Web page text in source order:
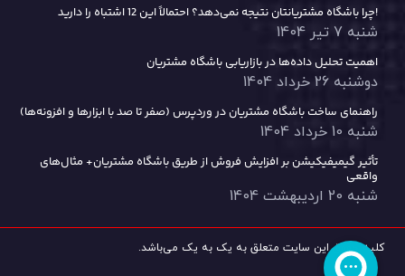
چرا باشگاه مشتریانتان نتیجه نمی‌دهد؟ احتمالاً این 12 اشتباه را دارید!
شنبه 7 تیر 1404
اهمیت تحلیل داده‌ها در بازاریابی باشگاه مشتریان
دوشنبه 26 خرداد 1404
راهنمای ساخت باشگاه مشتریان در وردپرس (صفر تا صد با ابزارها و افزونه‌ها)
شنبه 10 خرداد 1404
تأثیر گیمیفیکیشن بر افزایش فروش از طریق باشگاه مشتریان+ مثال‌های
واقعی
شنبه 20 اردیبهشت 1404
کليه حقوق اين سايت متعلق به یک به یک می‌باشد.